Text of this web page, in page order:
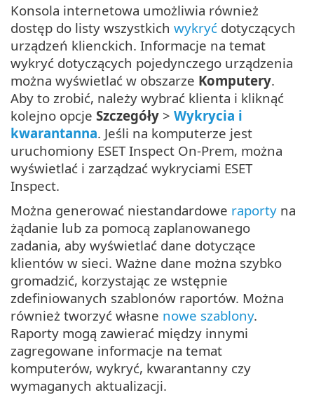
Konsola internetowa umożliwia również
dostęp do listy wszystkich wykryć dotyczących
urządzeń klienckich. Informacje na temat
wykryć dotyczących pojedynczego urządzenia
można wyświetlać w obszarze Komputery.
Aby to zrobić, należy wybrać klienta i kliknąć
kolejno opcje Szczegóły > Wykrycia i
kwarantanna. Jeśli na komputerze jest
uruchomiony ESET Inspect On-Prem, można
wyświetlać i zarządzać wykryciami ESET
Inspect.
Można generować niestandardowe raporty na
żądanie lub za pomocą zaplanowanego
zadania, aby wyświetlać dane dotyczące
klientów w sieci. Ważne dane można szybko
gromadzić, korzystając ze wstępnie
zdefiniowanych szablonów raportów. Można
również tworzyć własne nowe szablony.
Raporty mogą zawierać między innymi
zagregowane informacje na temat
komputerów, wykryć, kwarantanny czy
wymaganych aktualizacji.